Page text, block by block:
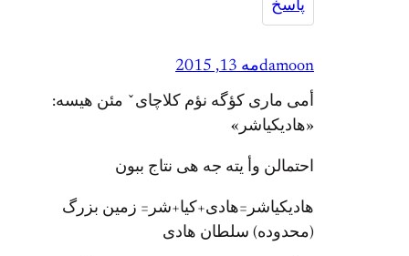
پاسخ
damoonمه 13, 2015
أمی ماری کؤگه نؤم کلاچایˇ مئن هیسه:
«هادیکیاشر»
احتمالن وأ یته جه هی نتاج ببون
هادیکیاشر=هادی+کیا+شر= زمین بزرگ
(محدوده) سلطان هادی